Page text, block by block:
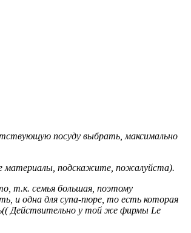
посуду выбрать, максимально
материалы, подскажите, пожалуйста).
т.к. семья большая, поэтому
и одна для супа-пюре, то есть которая
Действительно у той же фирмы Le